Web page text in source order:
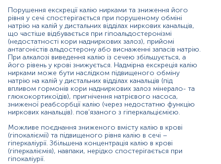
Показання для призначення:
Оцінка добових втрат калію;
Діагностика порушень водно-електролітного
балансу;
Диференційна діагностика ниркових та
позаниркових причин втрати калію;
Порушення функцій нирок, ниркової
недостатності;
Контроль над прийомом препаратів калію чи ліків,
Причини підвищення рівня калію в сечі:
хронічна ниркова недостатність;
Порушення екскреції калію нирками та зниження його
рівня у сечі спостерігається при порушеному обміні
натрію на калій у дистальних відділах ниркових канальців,
що частіше відбувається при гіпоальдостеронізмі
(недостатності кори надниркових залоз), прийомі
антагоністів альдостерону або виснаженні запасів натрію.
При алкалозі виведення калію із сечею збільшується, а
його рівень у крові знижується. Надмірна екскреція калію
нирками може бути наслідком підвищеного обміну
натрію на калій у дистальних відділах канальців (під
впливом гормонів кори надниркових залоз мінерало- та
глюкокортикоїдів), пригнічення натрієвого насоса,
зниженої реабсорбції калію (через недостатню функцію
ниркових канальців). пов'язаного з гіперкальціємією.
Можливе поєднання зниженого вмісту калію в крові
(гіпокаліємії) та підвищеного рівня калію в сечі –
гіперкаліурії. Збільшена концентрація калію в крові
(гіперкаліємія), навпаки, нерідко спостерігається при
гіпокаліурії.